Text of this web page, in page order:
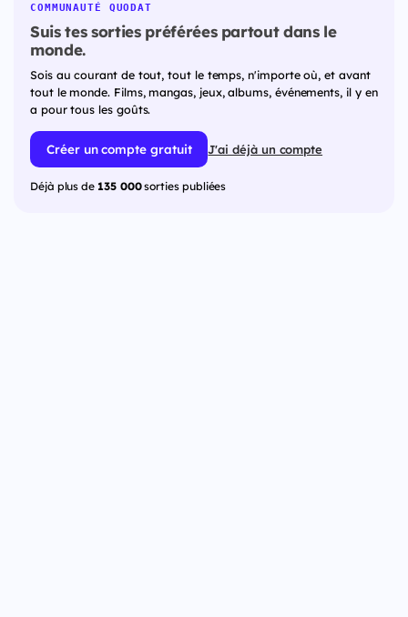
COMMUNAUTÉ QUODAT
Suis tes sorties préférées partout dans le
monde.
Sois au courant de tout, tout le temps, n'importe où, et avant
tout le monde. Films, mangas, jeux, albums, événements, il y en
a pour tous les goûts.
Créer un compte gratuit J'ai déjà un compte
Déjà plus de 135 000sorties publiées